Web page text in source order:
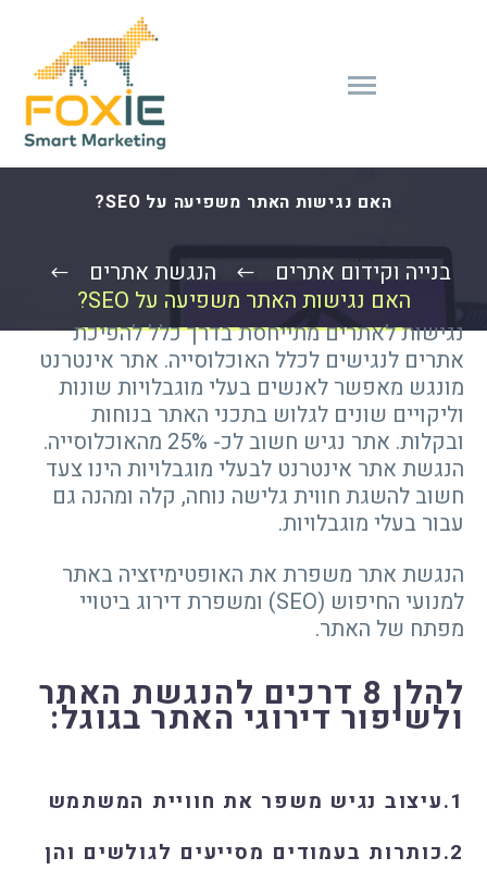
האם נגישות האתר משפיעה על SEO?
בנייה וקידום אתרים
הנגשת אתרים
האם נגישות האתר משפיעה על SEO?
נגישות לאתרים מתייחסת בדרך כלל להפיכת
אתרים לנגישים לכלל האוכלוסייה. אתר אינטרנט
מונגש מאפשר לאנשים בעלי מוגבלויות שונות
וליקויים שונים לגלוש בתכני האתר בנוחות
ובקלות. אתר נגיש חשוב לכ- 25% מהאוכלוסייה.
הנגשת אתר אינטרנט לבעלי מוגבלויות הינו צעד
חשוב להשגת חווית גלישה נוחה, קלה ומהנה גם
עבור בעלי מוגבלויות.
הנגשת אתר משפרת את האופטימיזציה באתר
למנועי החיפוש (SEO) ומשפרת דירוג ביטויי
מפתח של האתר.
להלן 8 דרכים להנגשת האתר
ולשיפור דירוגי האתר בגוגל:
1.עיצוב נגיש משפר את חוויית המשתמש
2.כותרות בעמודים מסייעים לגולשים והן